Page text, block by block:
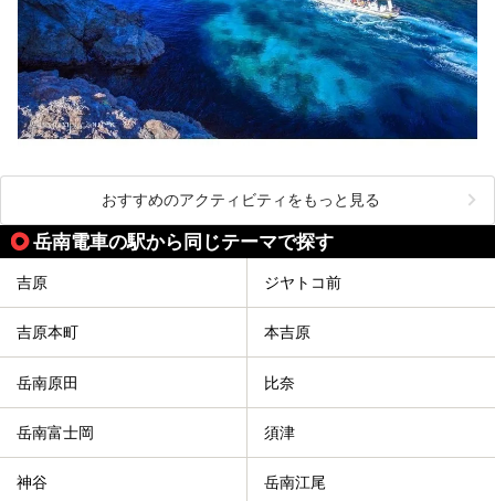
おすすめのアクティビティをもっと見る
岳南電車の駅から同じテーマで探す
吉原 ジヤトコ前
吉原本町 本吉原
岳南原田 比奈
岳南富士岡 須津
神谷 岳南江尾